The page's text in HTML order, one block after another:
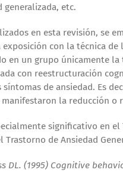
generalizada, etc.
en esta revisión, se
con la técnica
en un grupo únicamente
con reestructuración
de ansiedad. Es
la reducción o
significativo en
Trastorno de Ansiedad
DL. (1995) Cognitive